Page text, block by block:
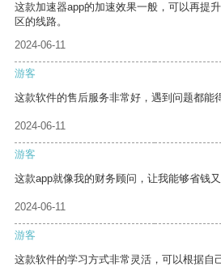
这款加速器app的加速效果一般，可以再提
区的线路。
2024-06-11
游客
这款软件的售后服务非常好，遇到问题都能
2024-06-11
游客
这款app就像我的财务顾问，让我能够省钱又
2024-06-11
游客
这款软件的学习方式非常灵活，可以根据自